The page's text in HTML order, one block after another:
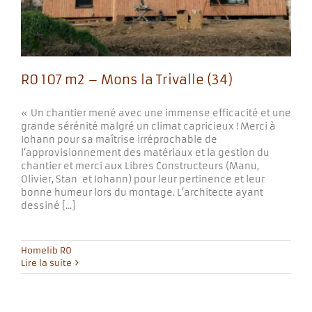
R0 107 m2 – Mons la Trivalle (34)
« Un chantier mené avec une immense efficacité et une
grande sérénité malgré un climat capricieux ! Merci à
Iohann pour sa maîtrise irréprochable de
l’approvisionnement des matériaux et la gestion du
chantier et merci aux Libres Constructeurs (Manu,
Olivier, Stan et Iohann) pour leur pertinence et leur
bonne humeur lors du montage. L’architecte ayant
dessiné [...]
Homelib R0
Lire la suite